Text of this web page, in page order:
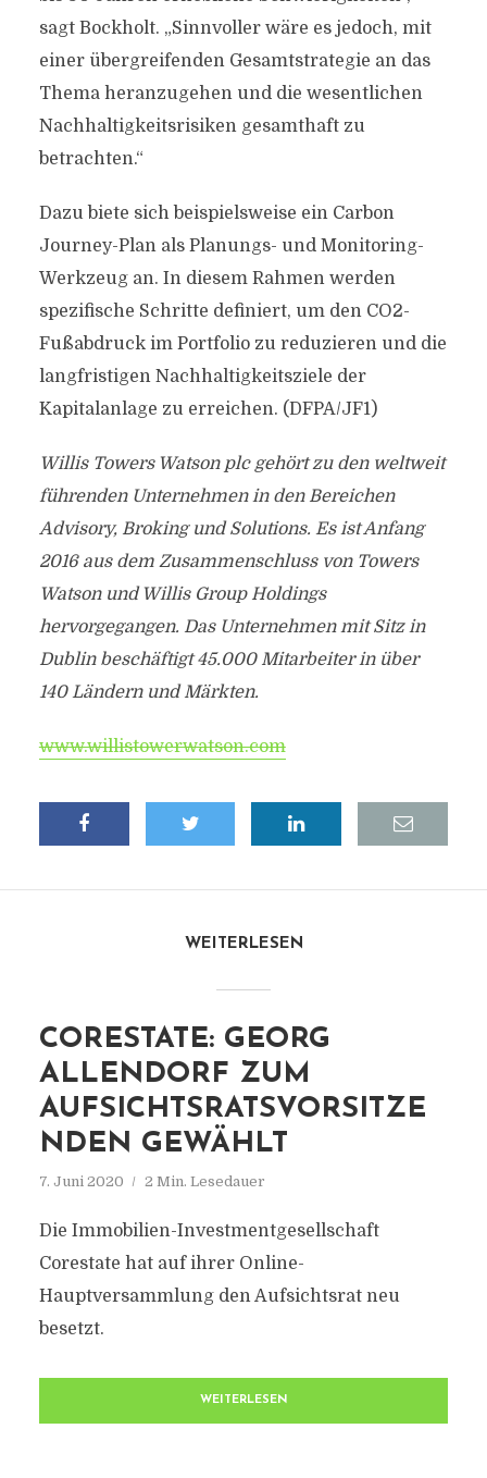
sagt Bockholt. „Sinnvoller wäre es jedoch, mit
einer übergreifenden Gesamtstrategie an das
Thema heranzugehen und die wesentlichen
Nachhaltigkeitsrisiken gesamthaft zu
betrachten.“
Dazu biete sich beispielsweise ein Carbon
Journey-Plan als Planungs- und Monitoring-
Werkzeug an. In diesem Rahmen werden
spezifische Schritte definiert, um den CO2-
Fußabdruck im Portfolio zu reduzieren und die
langfristigen Nachhaltigkeitsziele der
Kapitalanlage zu erreichen. (DFPA/JF1)
Willis Towers Watson plc gehört zu den weltweit
führenden Unternehmen in den Bereichen
Advisory, Broking und Solutions. Es ist Anfang
2016 aus dem Zusammenschluss von Towers
Watson und Willis Group Holdings
hervorgegangen. Das Unternehmen mit Sitz in
Dublin beschäftigt 45.000 Mitarbeiter in über
140 Ländern und Märkten.
www.willistowerwatson.com
WEITERLESEN
CORESTATE: GEORG
ALLENDORF ZUM
AUFSICHTSRATSVORSITZE
NDEN GEWÄHLT
7. Juni 2020 2 Min. Lesedauer
Die Immobilien-Investmentgesellschaft
Corestate hat auf ihrer Online-
Hauptversammlung den Aufsichtsrat neu
besetzt.
WEITERLESEN